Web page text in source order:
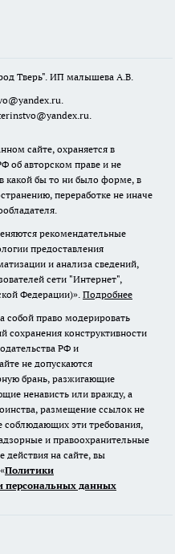
Тверь". ИП малышева А.В.
сайте, охраняется в
об авторском праве и не
какой бы то ни было форме, в
переработке не иначе
рекомендательные
предоставления
и анализа сведений,
сети "Интернет",
Федерации)». Подробнее
собой право модерировать
сохранения конструктивности
РФ и
не допускаются
брань, разжигающие
ненависть или вражду, а
размещение ссылок не
соблюдающих эти требования,
и правоохранительные
на сайте, вы
Политики
персональных данных